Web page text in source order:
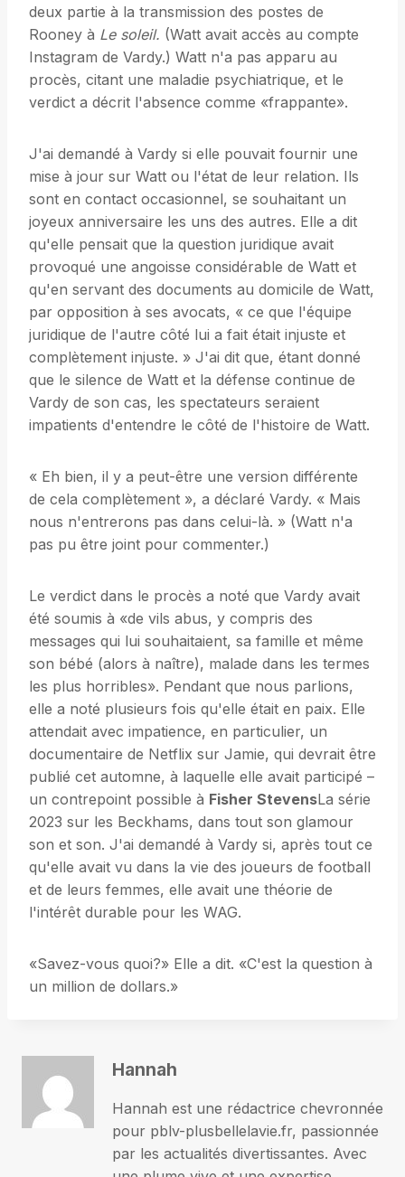
deux partie à la transmission des postes de
Rooney à Le soleil. (Watt avait accès au compte
Instagram de Vardy.) Watt n'a pas apparu au
procès, citant une maladie psychiatrique, et le
verdict a décrit l'absence comme «frappante».
J'ai demandé à Vardy si elle pouvait fournir une
mise à jour sur Watt ou l'état de leur relation. Ils
sont en contact occasionnel, se souhaitant un
joyeux anniversaire les uns des autres. Elle a dit
qu'elle pensait que la question juridique avait
provoqué une angoisse considérable de Watt et
qu'en servant des documents au domicile de Watt,
par opposition à ses avocats, « ce que l'équipe
juridique de l'autre côté lui a fait était injuste et
complètement injuste. » J'ai dit que, étant donné
que le silence de Watt et la défense continue de
Vardy de son cas, les spectateurs seraient
impatients d'entendre le côté de l'histoire de Watt.
« Eh bien, il y a peut-être une version différente
de cela complètement », a déclaré Vardy. « Mais
nous n'entrerons pas dans celui-là. » (Watt n'a
pas pu être joint pour commenter.)
Le verdict dans le procès a noté que Vardy avait
été soumis à «de vils abus, y compris des
messages qui lui souhaitaient, sa famille et même
son bébé (alors à naître), malade dans les termes
les plus horribles». Pendant que nous parlions,
elle a noté plusieurs fois qu'elle était en paix. Elle
attendait avec impatience, en particulier, un
documentaire de Netflix sur Jamie, qui devrait être
publié cet automne, à laquelle elle avait participé –
un contrepoint possible à Fisher StevensLa série
2023 sur les Beckhams, dans tout son glamour
son et son. J'ai demandé à Vardy si, après tout ce
qu'elle avait vu dans la vie des joueurs de football
et de leurs femmes, elle avait une théorie de
l'intérêt durable pour les WAG.
«Savez-vous quoi?» Elle a dit. «C'est la question à
un million de dollars.»
Hannah
Hannah est une rédactrice chevronnée
pour pblv-plusbellelavie.fr, passionnée
par les actualités divertissantes. Avec